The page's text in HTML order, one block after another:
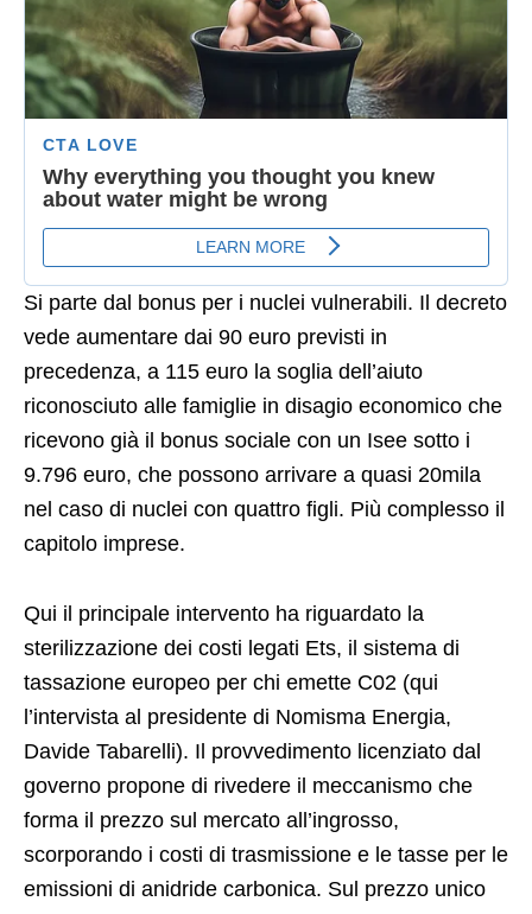
Si parte dal bonus per i nuclei vulnerabili. Il decreto
vede aumentare dai 90 euro previsti in
precedenza, a 115 euro la soglia dell’aiuto
riconosciuto alle famiglie in disagio economico che
ricevono già il bonus sociale con un Isee sotto i
9.796 euro, che possono arrivare a quasi 20mila
nel caso di nuclei con quattro figli. Più complesso il
capitolo imprese.
Qui il principale intervento ha riguardato la
sterilizzazione dei costi legati Ets, il sistema di
tassazione europeo per chi emette C02 (qui
l’intervista al presidente di Nomisma Energia,
Davide Tabarelli). Il provvedimento licenziato dal
governo propone di rivedere il meccanismo che
forma il prezzo sul mercato all’ingrosso,
scorporando i costi di trasmissione e le tasse per le
emissioni di anidride carbonica. Sul prezzo unico